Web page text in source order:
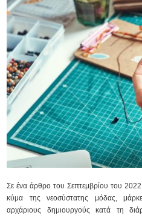
Σε ένα άρθρο του Σεπτεμβρίου του
κύμα της νεοσύστατης μόδας,
αρχάριους δημιουργούς κατά τη